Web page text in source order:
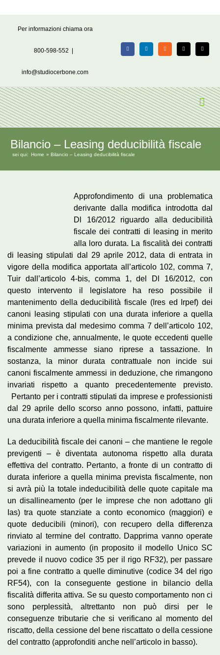
Per informazioni chiama ora
800-598-552
info@studiocerbone.com
FacebookLinkedIn Rss X Email
Bilancio – Leasing deducibilità fiscale
sei qui: Home Bilancio – Leasing deducibilità fiscale
Approfondimento di una problematica
derivante dalla modifica introdotta dal
Dl 16/2012 riguardo alla deducibilità
fiscale dei contratti di leasing in merito
alla loro durata. La fiscalità dei contratti
di leasing stipulati dal 29 aprile 2012, data di entrata in
vigore della modifica apportata all’articolo 102, comma 7,
Tuir dall’articolo 4-bis, comma 1, del Dl 16/2012, con
questo intervento il legislatore ha reso possibile il
mantenimento della deducibilità fiscale (Ires ed Irpef) dei
canoni leasing stipulati con una durata inferiore a quella
minima prevista dal medesimo comma 7 dell’articolo 102,
a condizione che, annualmente, le quote eccedenti quelle
fiscalmente ammesse siano riprese a tassazione. In
sostanza, la minor durata contrattuale non incide sui
canoni fiscalmente ammessi in deduzione, che rimangono
invariati rispetto a quanto precedentemente previsto.
Pertanto per i contratti stipulati da imprese e professionisti
dal 29 aprile dello scorso anno possono, infatti, pattuire
una durata inferiore a quella minima fiscalmente rilevante.
La deducibilità fiscale dei canoni – che mantiene le regole
previgenti – è diventata autonoma rispetto alla durata
effettiva del contratto. Pertanto, a fronte di un contratto di
durata inferiore a quella minima prevista fiscalmente, non
si avrà più la totale indeducibilità delle quote capitale ma
un disallineamento (per le imprese che non adottano gli
Ias) tra quote stanziate a conto economico (maggiori) e
quote deducibili (minori), con recupero della differenza
rinviato al termine del contratto. Dapprima vanno operate
variazioni in aumento (in proposito il modello Unico SC
prevede il nuovo codice 35 per il rigo RF32), per passare
poi a fine contratto a quelle diminutive (codice 34 del rigo
RF54), con la conseguente gestione in bilancio della
fiscalità differita attiva. Se su questo comportamento non ci
sono perplessità, altrettanto non può dirsi per le
conseguenze tributarie che si verificano al momento del
riscatto, della cessione del bene riscattato o della cessione
del contratto (approfonditi anche nell’articolo in basso).